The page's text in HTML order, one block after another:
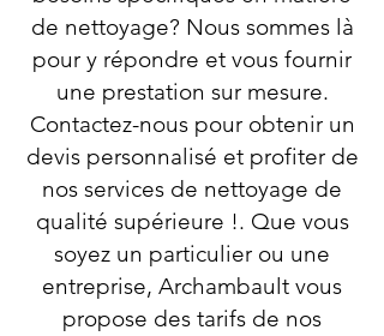
de nettoyage? Nous sommes là
pour y répondre et vous fournir
une prestation sur mesure.
Contactez-nous pour obtenir un
devis personnalisé et profiter de
nos services de nettoyage de
qualité supérieure !. Que vous
soyez un particulier ou une
entreprise, Archambault vous
propose des tarifs de nos